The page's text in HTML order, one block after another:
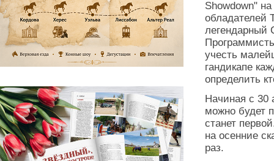
Showdown"
обладателей
легендарный
учесть
гандикапе
определить
Начиная с 30
можно будет
станет
на осенние
раз.